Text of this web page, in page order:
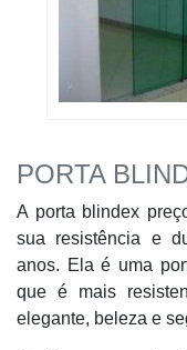
PORTA
A porta blindex
sua resistência e
anos. Ela é uma
que é mais
elegante, beleza e